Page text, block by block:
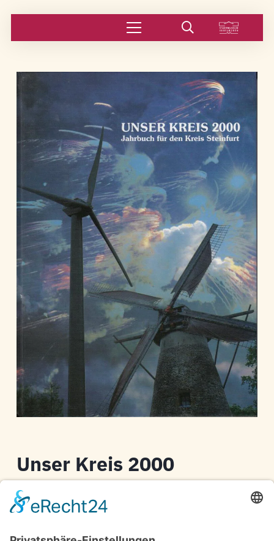
Unser Kreis 2000
Kreis Steinfurt
Jahrbuch für den Kreis Steinfurt